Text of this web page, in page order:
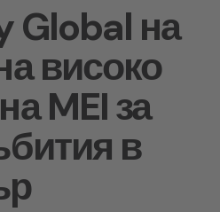
Global на
високо
MEI за
в